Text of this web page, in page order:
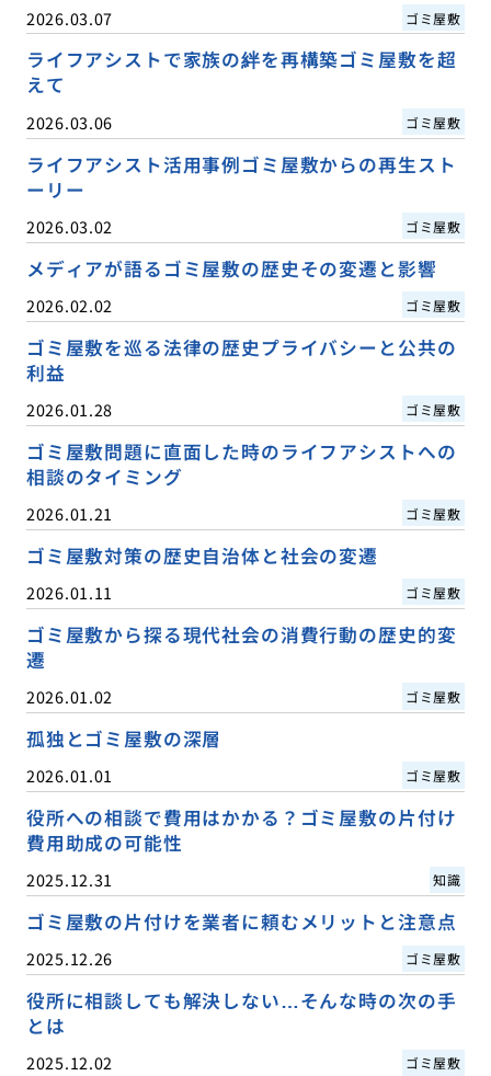
2026.03.07 ゴミ屋敷
ライフアシストで家族の絆を再構築ゴミ屋敷を超
えて
2026.03.06 ゴミ屋敷
ライフアシスト活用事例ゴミ屋敷からの再生スト
ーリー
2026.03.02 ゴミ屋敷
メディアが語るゴミ屋敷の歴史その変遷と影響
2026.02.02 ゴミ屋敷
ゴミ屋敷を巡る法律の歴史プライバシーと公共の
利益
2026.01.28 ゴミ屋敷
ゴミ屋敷問題に直面した時のライフアシストへの
相談のタイミング
2026.01.21 ゴミ屋敷
ゴミ屋敷対策の歴史自治体と社会の変遷
2026.01.11 ゴミ屋敷
ゴミ屋敷から探る現代社会の消費行動の歴史的変
遷
2026.01.02 ゴミ屋敷
孤独とゴミ屋敷の深層
2026.01.01 ゴミ屋敷
役所への相談で費用はかかる？ゴミ屋敷の片付け
費用助成の可能性
2025.12.31 知識
ゴミ屋敷の片付けを業者に頼むメリットと注意点
2025.12.26 ゴミ屋敷
役所に相談しても解決しない…そんな時の次の手
とは
2025.12.02 ゴミ屋敷